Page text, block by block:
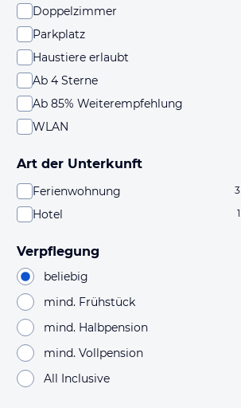
Doppelzimmer
Parkplatz
Haustiere erlaubt
Ab 4 Sterne
Ab 85% Weiterempfehlung
WLAN
Art der Unterkunft
Ferienwohnung 3
Hotel 1
Verpflegung
beliebig
mind. Frühstück
mind. Halbpension
mind. Vollpension
All Inclusive